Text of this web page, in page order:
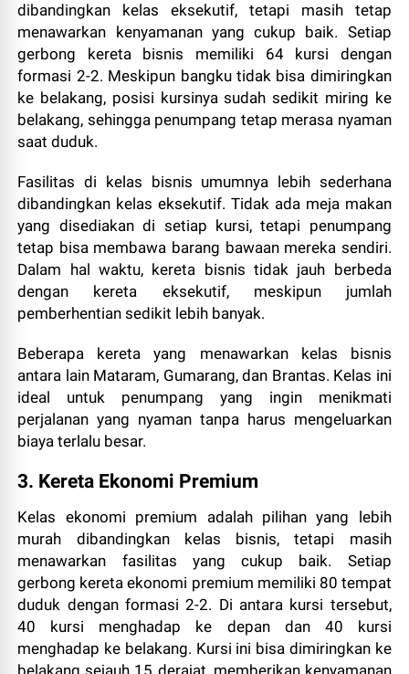
dibandingkan kelas eksekutif, tetapi masih tetap
menawarkan kenyamanan yang cukup baik. Setiap
gerbong kereta bisnis memiliki 64 kursi dengan
formasi 2-2. Meskipun bangku tidak bisa dimiringkan
ke belakang, posisi kursinya sudah sedikit miring ke
belakang, sehingga penumpang tetap merasa nyaman
saat duduk.
Fasilitas di kelas bisnis umumnya lebih sederhana
dibandingkan kelas eksekutif. Tidak ada meja makan
yang disediakan di setiap kursi, tetapi penumpang
tetap bisa membawa barang bawaan mereka sendiri.
Dalam hal waktu, kereta bisnis tidak jauh berbeda
dengan kereta eksekutif, meskipun jumlah
pemberhentian sedikit lebih banyak.
Beberapa kereta yang menawarkan kelas bisnis
antara lain Mataram, Gumarang, dan Brantas. Kelas ini
ideal untuk penumpang yang ingin menikmati
perjalanan yang nyaman tanpa harus mengeluarkan
biaya terlalu besar.
3. Kereta Ekonomi Premium
Kelas ekonomi premium adalah pilihan yang lebih
murah dibandingkan kelas bisnis, tetapi masih
menawarkan fasilitas yang cukup baik. Setiap
gerbong kereta ekonomi premium memiliki 80 tempat
duduk dengan formasi 2-2. Di antara kursi tersebut,
40 kursi menghadap ke depan dan 40 kursi
menghadap ke belakang. Kursi ini bisa dimiringkan ke